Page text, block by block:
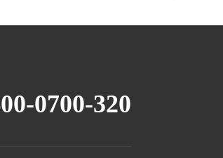
0700-320